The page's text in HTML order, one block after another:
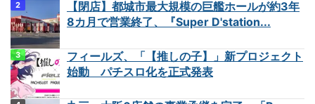
【閉店】都城市最大規模の巨艦ホールが約3年
8カ月で営業終了、『Super D'station...
フィールズ、「【推しの子】」新プロジェクト
始動 パチスロ化を正式発表